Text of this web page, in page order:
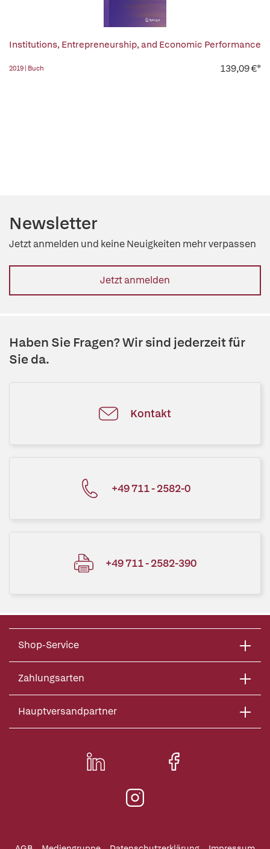
Institutions, Entrepreneurship, and Economic Performance
2019 | Buch 139,09 €*
Newsletter
Jetzt anmelden und keine Neuigkeiten mehr verpassen
Jetzt anmelden
Haben Sie Fragen? Wir sind jederzeit für
Sie da.
Kontakt
+49 711 - 2582-0
+49 711 - 2582-390
Shop-Service
Zahlungsarten
Hauptversandpartner